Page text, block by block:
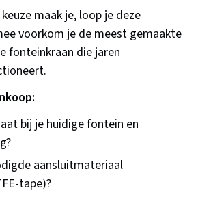
maak je, loop je deze
voorkom je de meest gemaakte
fonteinkraan die jaren
bij je huidige fontein en
aansluitmateriaal
tape)?